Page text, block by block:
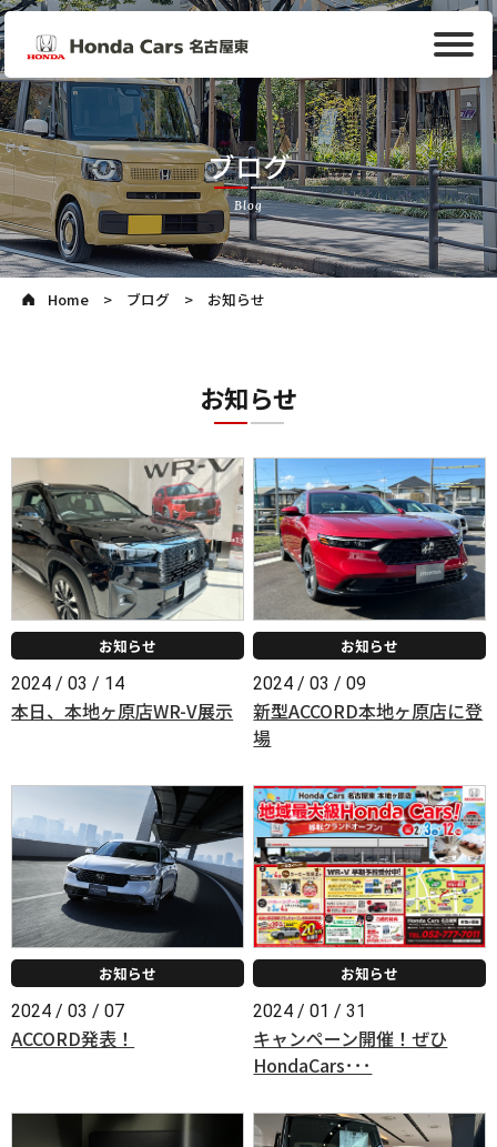
ブログ
Blog
Home ブログ お知らせ
お知らせ
お知らせ
2024 / 03 / 14
本日、本地ヶ原店WR-V展示
お知らせ
2024 / 03 / 09
新型ACCORD本地ヶ原店に登
場
お知らせ
2024 / 03 / 07
ACCORD発表！
お知らせ
2024 / 01 / 31
キャンペーン開催！ぜひ
HondaCars･･･